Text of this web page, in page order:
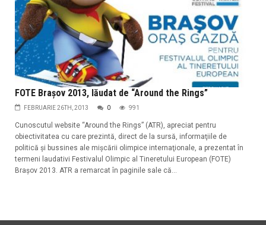
FOTE Braşov 2013, lăudat de “Around the Rings”
FEBRUARIE 26TH, 2013 0 991
Cunoscutul website “Around the Rings” (ATR), apreciat pentru
obiectivitatea cu care prezintă, direct de la sursă, informaţiile de
politică şi bussines ale mişcării olimpice internaţionale, a prezentat în
termeni laudativi Festivalul Olimpic al Tineretului European (FOTE)
Braşov 2013. ATR a remarcat în paginile sale că...